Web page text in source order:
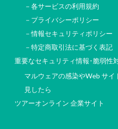
－各サービスの利用規約
－プライバシーポリシー
－情報セキュリティポリシー
－特定商取引法に基づく表記
重要なセキュリティ情報･脆弱性
マルウェアの感染やWeb サ
見したら
ツアーオンライン 企業サイト